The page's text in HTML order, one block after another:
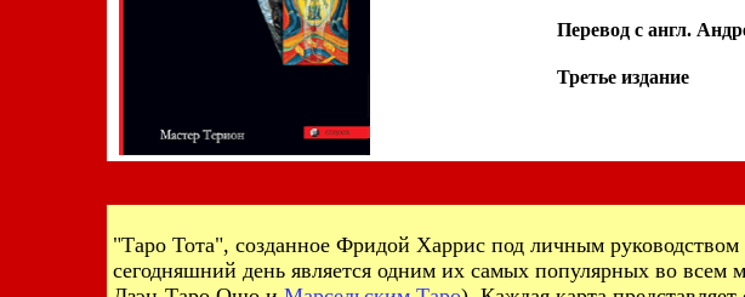
Перевод с англ.
Третье издание
"Таро Тота", созданное Фридой Харрис под личным
сегодняшний день является одним их самых популярных во всем